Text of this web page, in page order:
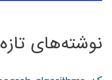
نوشته‌های تازه